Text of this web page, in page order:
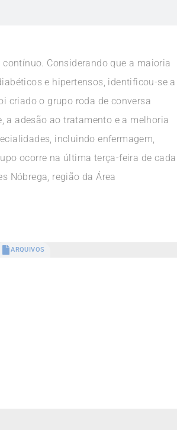
Considerando que a maioria
e hipertensos, identificou-se a
criado o grupo roda de conversa
a adesão ao tratamento e a melhoria
incluindo enfermagem,
ocorre na última terça-feira de cada
Nóbrega, região da Área
ARQUIVOS